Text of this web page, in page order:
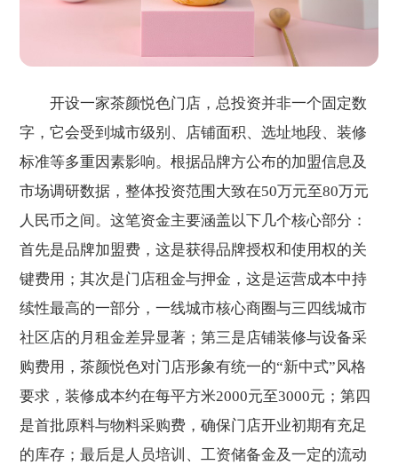
开设一家茶颜悦色门店，总投资并非一个固定数
字，它会受到城市级别、店铺面积、选址地段、装修
标准等多重因素影响。根据品牌方公布的加盟信息及
市场调研数据，整体投资范围大致在50万元至80万元
人民币之间。这笔资金主要涵盖以下几个核心部分：
首先是品牌加盟费，这是获得品牌授权和使用权的关
键费用；其次是门店租金与押金，这是运营成本中持
续性最高的一部分，一线城市核心商圈与三四线城市
社区店的月租金差异显著；第三是店铺装修与设备采
购费用，茶颜悦色对门店形象有统一的“新中式”风格
要求，装修成本约在每平方米2000元至3000元；第四
是首批原料与物料采购费，确保门店开业初期有充足
的库存；最后是人员培训、工资储备金及一定的流动